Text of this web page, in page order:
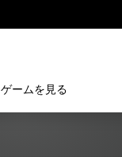
ゲームを見る